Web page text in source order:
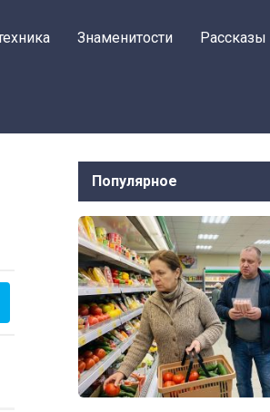
Знаменитости Рассказы
Популярное